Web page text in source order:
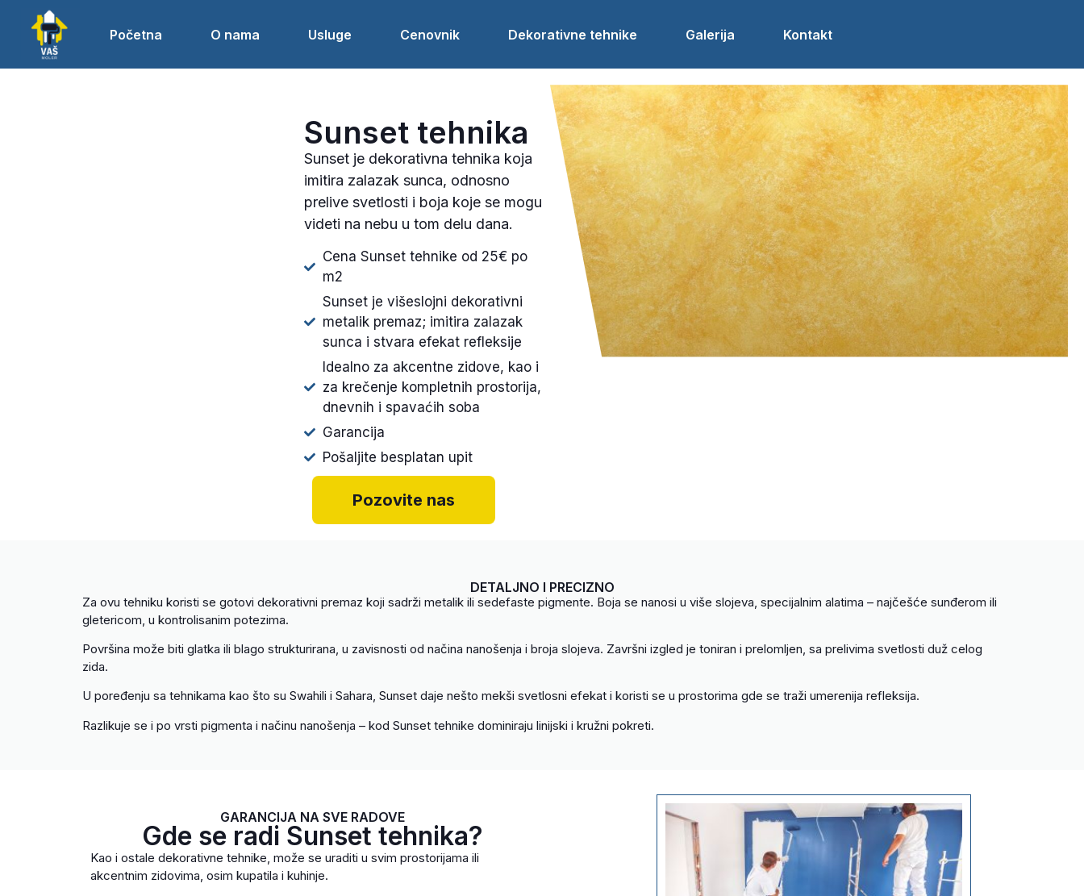
Početna O nama Usluge Cenovnik Dekorativne tehnike Galerija Kontakt
Sunset tehnika
Sunset je dekorativna tehnika koja
imitira zalazak sunca, odnosno
prelive svetlosti i boja koje se mogu
videti na nebu u tom delu dana.
Cena Sunset tehnike od 25€ po
m2
Sunset je višeslojni dekorativni
metalik premaz; imitira zalazak
sunca i stvara efekat refleksije
Idealno za akcentne zidove, kao i
za krečenje kompletnih prostorija,
dnevnih i spavaćih soba
Garancija
Pošaljite besplatan upit
Pozovite nas
DETALJNO I PRECIZNO
Za ovu tehniku koristi se gotovi dekorativni premaz koji sadrži metalik ili sedefaste pigmente. Boja se nanosi u više slojeva, specijalnim alatima – najčešće sunđerom ili
gletericom, u kontrolisanim potezima.
Površina može biti glatka ili blago strukturirana, u zavisnosti od načina nanošenja i broja slojeva. Završni izgled je toniran i prelomljen, sa prelivima svetlosti duž celog
zida.
U poređenju sa tehnikama kao što su Swahili i Sahara, Sunset daje nešto mekši svetlosni efekat i koristi se u prostorima gde se traži umerenija refleksija.
Razlikuje se i po vrsti pigmenta i načinu nanošenja – kod Sunset tehnike dominiraju linijski i kružni pokreti.
GARANCIJA NA SVE RADOVE
Gde se radi Sunset tehnika?
Kao i ostale dekorativne tehnike, može se uraditi u svim prostorijama ili
akcentnim zidovima, osim kupatila i kuhinje.